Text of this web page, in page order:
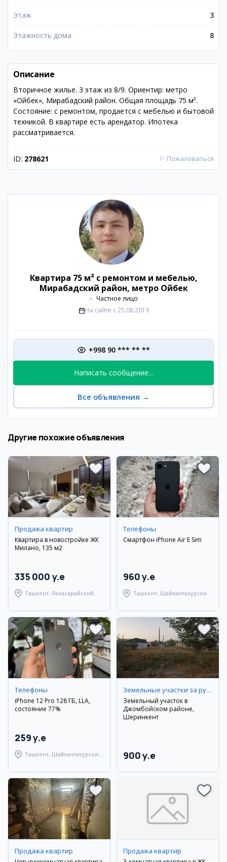
Этаж 3
Этажность дома 8
Описание
Вторичное жилье. 3 этаж из 8/9. Ориентир: метро
«Ойбек», Мирабадский район. Общая площадь 75 м².
Состояние: с ремонтом, продается с мебелью и бытовой
техникой. В квартире есть арендатор. Ипотека
рассматривается.
ID: 278621 ⚐ Пожаловаться
Квартира 75 м² с ремонтом и мебелью,
Мирабадский район, метро Ойбек
Частное лицо
На сайте с 25.08.2019
+998 90 *** ** **
Написать сообщение...
Все объявления →
Другие похожие объявления
Продажа квартир
Квартира в новостройке ЖК
Милано, 135 м2
335 000 y.e
Ташкент, Яккасарайский
Телефоны
Смартфон iPhone Air E Sim
960 y.e
Ташкент, Шайхантахурский
Телефоны
iPhone 12 Pro 128 ГБ, LLA,
состояние 77%
259 y.e
Ташкент, Шайхантахурский
Земельные участки за рубежом
Земельный участок в
Джомбойском районе,
Шеринкент
900 y.e
Продажа квартир Продажа квартир